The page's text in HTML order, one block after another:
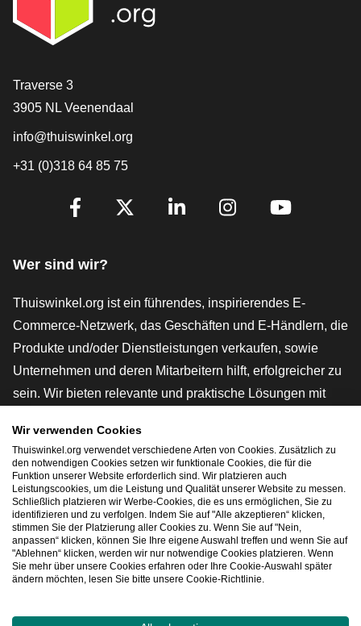
[_General:Contact]
Traverse 3
3905 NL Veenendaal
info@thuiswinkel.org
+31 (0)318 64 85 75
[_General:SocialMediaTitle]
Wer sind wir?
Thuiswinkel.org ist ein führendes, inspirierendes E-
Commerce-Netzwerk, das Geschäften und E-Händlern, die
Produkte und/oder Dienstleistungen verkaufen, sowie
Unternehmen und deren Mitarbeitern hilft, erfolgreicher zu
sein. Wir bieten relevante und praktische Lösungen mit
rechtlichen Instrumenten und Beratung,
Interessenvertretung, Marktforschung und verfügen über
eine eigene Bildungsplattform, die Thuiswinkel e-
Academy.
Schnelles Navigieren
Wir verwenden Cookies
Thuiswinkel.org verwendet verschiedene Arten von Cookies. Zusätzlich zu
den notwendigen Cookies setzen wir funktionale Cookies, die für die
Funktion unserer Website erforderlich sind. Wir platzieren auch
Leistungscookies, um die Leistung und Qualität unserer Website zu messen.
Schließlich platzieren wir Werbe-Cookies, die es uns ermöglichen, Sie zu
identifizieren und zu verfolgen. Indem Sie auf "Alle akzeptieren“ klicken,
stimmen Sie der Platzierung aller Cookies zu. Wenn Sie auf "Nein,
anpassen“ klicken, können Sie Ihre eigene Auswahl treffen und wenn Sie auf
"Ablehnen“ klicken, werden wir nur notwendige Cookies platzieren. Wenn
Sie mehr über unsere Cookies erfahren oder Ihre Cookie-Auswahl später
ändern möchten, lesen Sie bitte unsere Cookie-Richtlinie.